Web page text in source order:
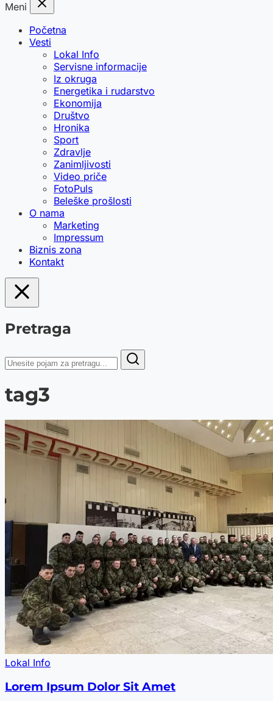
Meni
Početna
Vesti
Lokal Info
Servisne informacije
Iz okruga
Energetika i rudarstvo
Ekonomija
Društvo
Hronika
Sport
Zdravlje
Zanimljivosti
Video priče
FotoPuls
Beleške prošlosti
O nama
Marketing
Impressum
Biznis zona
Kontakt
Pretraga
tag3
Lokal Info
Lorem Ipsum Dolor Sit Amet